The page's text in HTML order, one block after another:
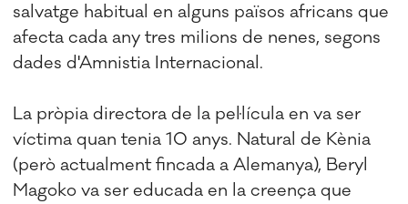
salvatge habitual en alguns països africans que
afecta cada any tres milions de nenes, segons
dades d'Amnistia Internacional.
La pròpia directora de la pel·lícula en va ser
víctima quan tenia 10 anys. Natural de Kènia
(però actualment fincada a Alemanya), Beryl
Magoko va ser educada en la creença que